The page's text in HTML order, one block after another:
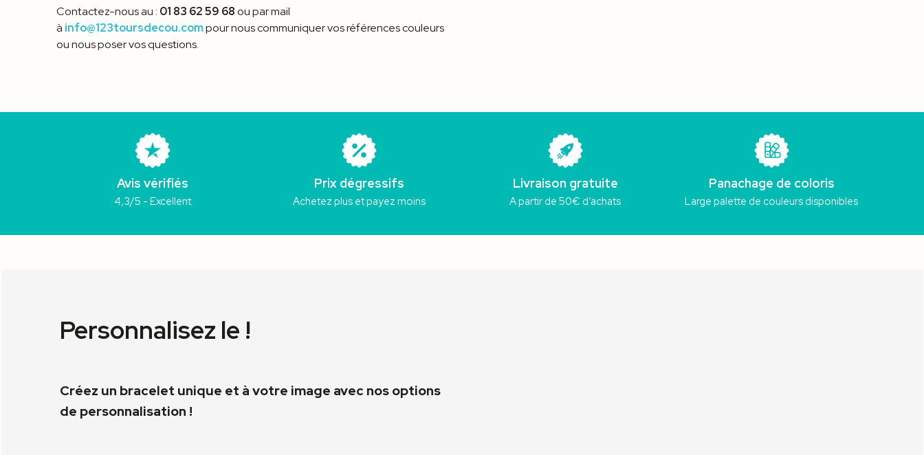
Contactez-nous au : 01 83 62 59 68ou par mail
à info@123toursdecou.compour nous communiquer vos références couleurs
ou nous poser vos questions.
Avis vérifiés
4,3/5 - Excellent
Prix dégressifs
Achetez plus et payez moins
Livraison gratuite
A partir de 50€ d’achats
Panachage de coloris
Large palette de couleurs disponibles
Personnalisez le !
Créez un bracelet unique et à votre image avec nos options
de personnalisation !